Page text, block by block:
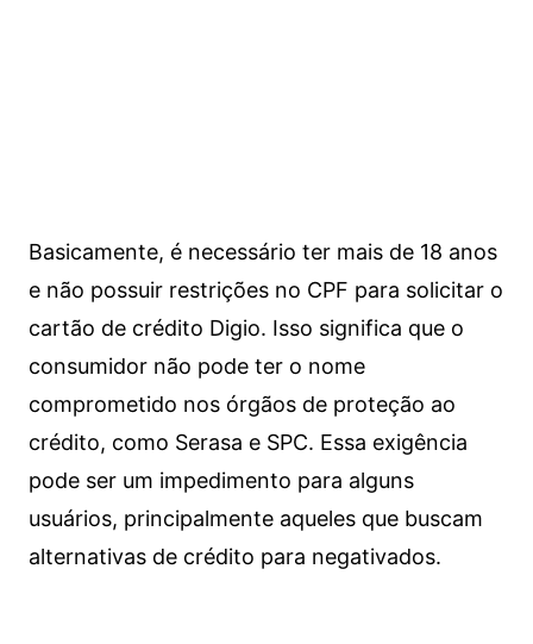
Basicamente, é necessário ter mais de 18 anos
e não possuir restrições no CPF para solicitar o
cartão de crédito Digio. Isso significa que o
consumidor não pode ter o nome
comprometido nos órgãos de proteção ao
crédito, como Serasa e SPC. Essa exigência
pode ser um impedimento para alguns
usuários, principalmente aqueles que buscam
alternativas de crédito para negativados.